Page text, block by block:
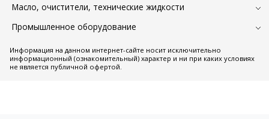
Масло, очистители, технические жидкости
Промышленное оборудование
Информация на данном интернет-сайте носит исключительно
информационный (ознакомительный) характер и ни при каких условиях
не является публичной офертой.